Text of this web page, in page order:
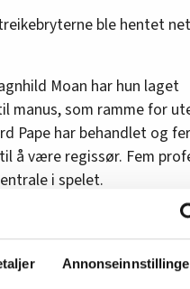
ble hentet
Moan har hun laget
manus, som ramme for
Pape har behandlet og
å være regissør. Fem
i spelet.
– de to jentene